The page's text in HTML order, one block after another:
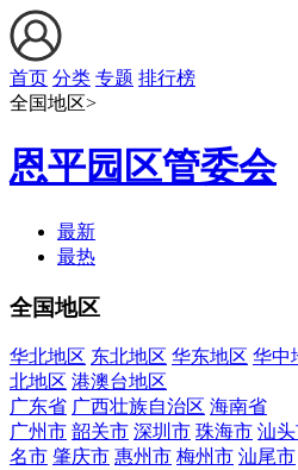
首页 分类 专题 排行榜
全国地区>
恩平园区管委会
最新
最热
全国地区
华北地区 东北地区 华东地区 华中
北地区 港澳台地区
广东省 广西壮族自治区 海南省
广州市 韶关市 深圳市 珠海市 汕
名市 肇庆市 惠州市 梅州市 汕尾市